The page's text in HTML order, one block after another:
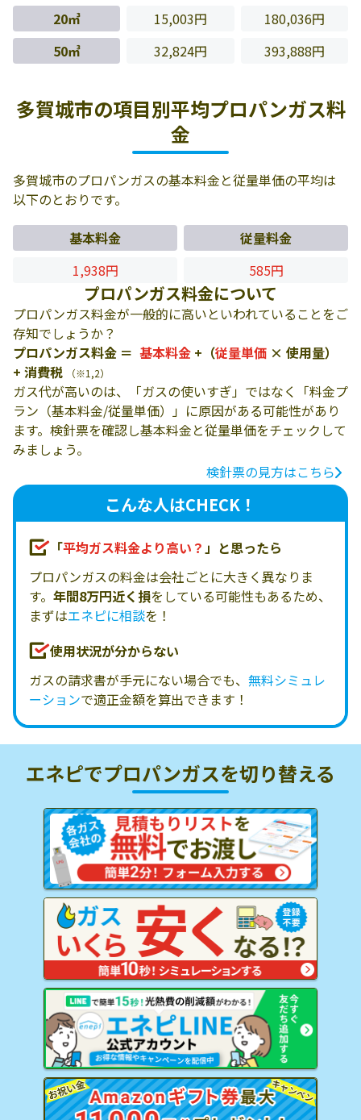
20㎥
15,003円
180,036円
50㎥
32,824円 393,888円
多賀城市の項目別平均プロパンガス料
金
多賀城市のプロパンガスの基本料金と従量単価の平均は
以下のとおりです。
基本料金
従量料金
1,938円
585円
プロパンガス料金について
プロパンガス料金が一般的に高いといわれていることをご
存知でしょうか？
プロパンガス料金 ＝ 基本料金 +（従量単価 × 使用量）
+ 消費税
（※1,2）
ガス代が高いのは、「ガスの使いすぎ」ではなく「料金プ
ラン（基本料金/従量単価）」に原因がある可能性があり
ます。検針票を確認し基本料金と従量単価をチェックして
みましょう。
検針票の見方はこちら
こんな人はCHECK！
「平均ガス料金より高い？」と思ったら
プロパンガスの料金は会社ごとに大きく異なりま
す。 年間8万円近く損をしている可能性もあるため、
まずはエネピに相談を！
使用状況が分からない
ガスの請求書が手元にない場合でも、 無料シミュレ
ーションで適正金額を算出できます！
エネピでプロパンガスを切り替える